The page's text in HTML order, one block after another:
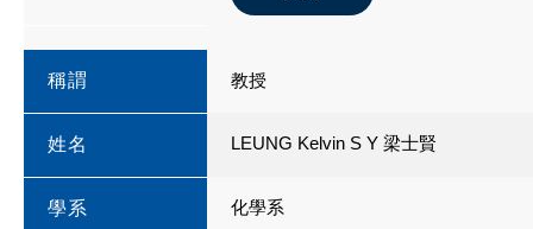
稱謂 教授
姓名 LEUNG Kelvin S Y 梁士賢
學系 化學系